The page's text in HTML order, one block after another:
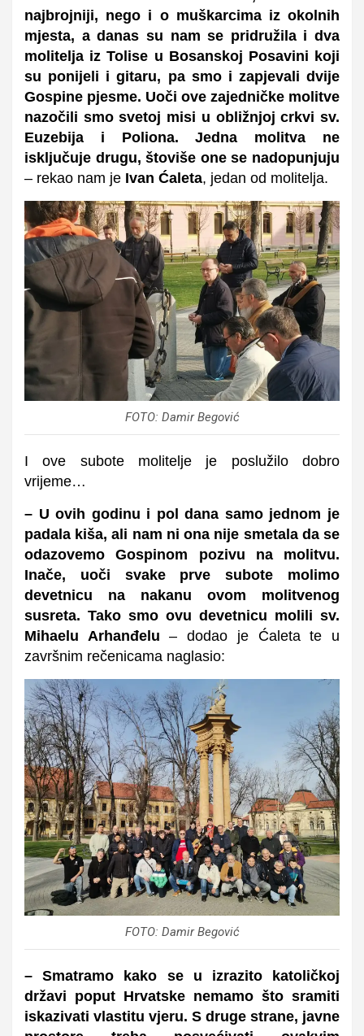
najbrojniji, nego i o muškarcima iz okolnih
mjesta, a danas su nam se pridružila i dva
molitelja iz Tolise u Bosanskoj Posavini koji
su ponijeli i gitaru, pa smo i zapjevali dvije
Gospine pjesme. Uoči ove zajedničke molitve
nazočili smo svetoj misi u obližnjoj crkvi sv.
Euzebija i Poliona. Jedna molitva ne
isključuje drugu, štoviše one se nadopunjuju
– rekao nam je Ivan Ćaleta, jedan od molitelja.
FOTO: Damir Begović
I ove subote molitelje je poslužilo dobro
vrijeme…
– U ovih godinu i pol dana samo jednom je
padala kiša, ali nam ni ona nije smetala da se
odazovemo Gospinom pozivu na molitvu.
Inače, uoči svake prve subote molimo
devetnicu na nakanu ovom molitvenog
susreta. Tako smo ovu devetnicu molili sv.
Mihaelu Arhanđelu – dodao je Ćaleta te u
završnim rečenicama naglasio:
FOTO: Damir Begović
– Smatramo kako se u izrazito katoličkoj
državi poput Hrvatske nemamo što sramiti
iskazivati vlastitu vjeru. S druge strane, javne